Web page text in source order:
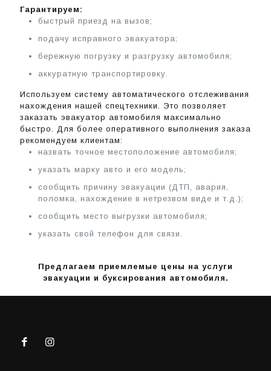
Гарантируем:
быстрый приезд на вызов;
подачу исправного эвакуатора;
бережную погрузку и разгрузку автомобиля;
аккуратную транспортировку.
Используем систему автоматического отслеживания
нахождения нашей спецтехники. Это позволяет
заказать эвакуатор автомобиля максимально
быстро. Для более оперативного выполнения заказа
рекомендуем клиентам:
назвать точное местоположение автомобиля;
указать марку авто и его модель;
сообщить причину эвакуации (ДТП, авария,
поломка, нахождение в нетрезвом виде и т.д.);
сообщить место выгрузки автомобиля;
указать свой телефон для связи.
Предлагаем приемлемые цены на услуги
эвакуации и буксирования автомобиля.